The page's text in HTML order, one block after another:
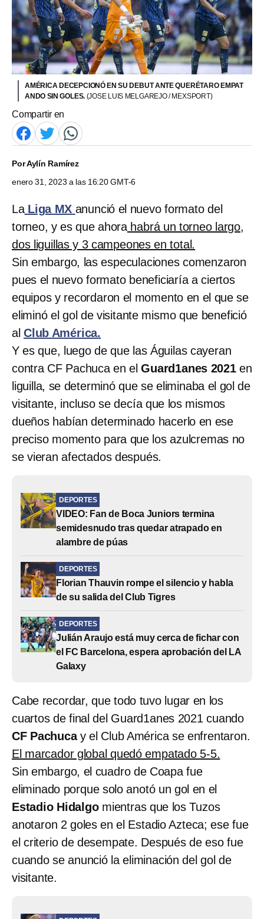
AMÉRICA DECEPCIONÓ EN SU DEBUT ANTE QUERÉTARO EMPAT
ANDO SIN GOLES. (JOSE LUIS MELGAREJO / MEXSPORT)
Compartir en
PorAylín Ramírez
enero 31, 2023 a las 16:20 GMT-6
LaLiga MX anunció el nuevo formato del
torneo, y es que ahora habrá un torneo largo,
dos liguillas y 3 campeones en total.
Sin embargo, las especulaciones comenzaron
pues el nuevo formato beneficiaría a ciertos
equipos y recordaron el momento en el que se
eliminó el gol de visitante mismo que benefició
al Club América.
Y es que, luego de que las Águilas cayeran
contra CF Pachuca en elGuard1anes 2021en
liguilla, se determinó que se eliminaba el gol de
visitante, incluso se decía que los mismos
dueños habían determinado hacerlo en ese
preciso momento para que los azulcremas no
se vieran afectados después.
DEPORTES
VIDEO: Fan de Boca Juniors termina
semidesnudo tras quedar atrapado en
alambre de púas
DEPORTES
Florian Thauvin rompe el silencio y habla
de su salida del Club Tigres
DEPORTES
Julián Araujo está muy cerca de fichar con
el FC Barcelona, espera aprobación del LA
Galaxy
Cabe recordar, que todo tuvo lugar en los
cuartos de final del Guard1anes 2021 cuando
CF Pachucay el Club América se enfrentaron.
El marcador global quedó empatado 5-5.
Sin embargo, el cuadro de Coapa fue
eliminado porque solo anotó un gol en el
Estadio Hidalgo mientras que los Tuzos
anotaron 2 goles en el Estadio Azteca; ese fue
el criterio de desempate. Después de eso fue
cuando se anunció la eliminación del gol de
visitante.